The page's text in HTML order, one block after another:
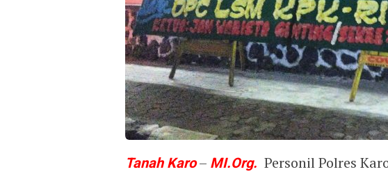
Tanah Karo– MI.Org. Personil Polres